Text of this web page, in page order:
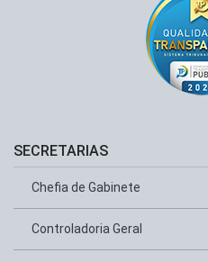
SECRETARIAS
Chefia de Gabinete
Controladoria Geral